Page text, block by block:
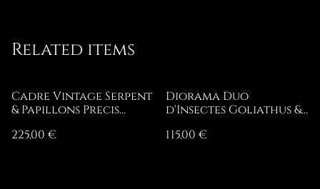
Related items
Cadre Vintage Serpent
& Papillons Precis
225,00 €
Diorama Duo
d'Insectes Goliathus &
115,00 €